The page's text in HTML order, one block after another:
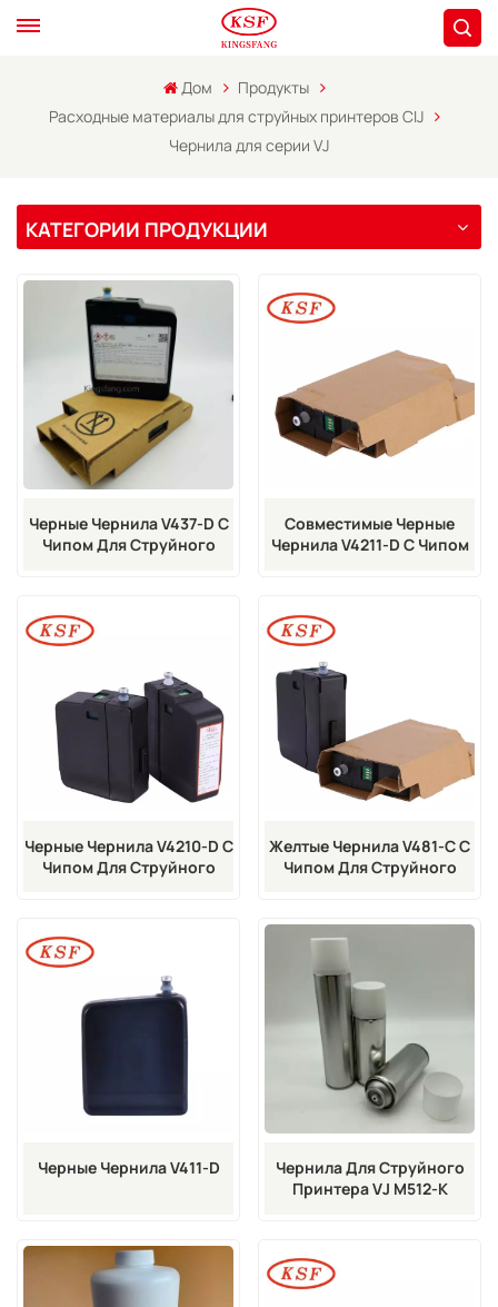
Дом
Продукты
Расходные материалы для струйных принтеров CIJ
Чернила для серии VJ
КАТЕГОРИИ ПРОДУКЦИИ
Черные Чернила V437-D С
Чипом Для Струйного
Совместимые Черные
Чернила V4211-D С Чипом
Черные Чернила V4210-D С
Чипом Для Струйного
Желтые Чернила V481-C С
Чипом Для Струйного
Черные Чернила V411-D
Чернила Для Струйного
Принтера VJ M512-K
Символов.